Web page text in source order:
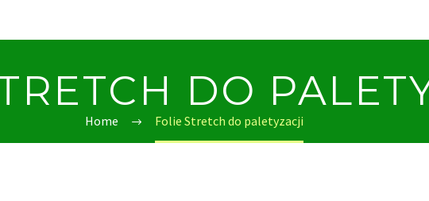
DO
Home Folie Stretch do paletyzacji